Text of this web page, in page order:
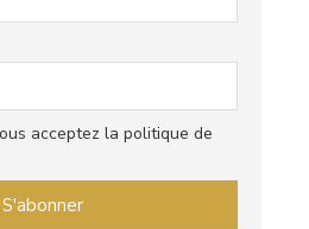
acceptez la politique de